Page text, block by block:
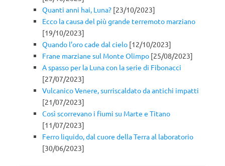
Quanti anni hai, Luna? [23/10/2023]
Ecco la causa del più grande terremoto marziano
[19/10/2023]
Quando l’oro cade dal cielo [12/10/2023]
Frane marziane sul Monte Olimpo [25/08/2023]
A spasso per la Luna con la serie di Fibonacci
[27/07/2023]
Vulcanico Venere, surriscaldato da antichi impatti
[21/07/2023]
Così scorrevano i fiumi su Marte e Titano
[11/07/2023]
Ferro liquido, dal cuore della Terra al laboratorio
[30/06/2023]